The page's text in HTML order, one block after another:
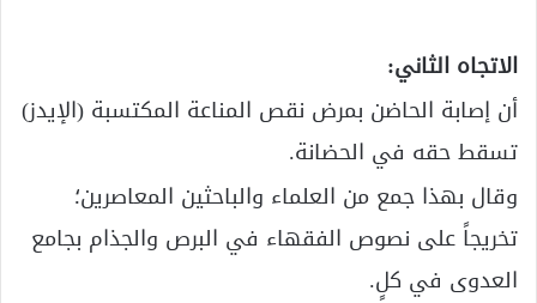
الاتجاه الثاني:
أن إصابة الحاضن بمرض نقص المناعة المكتسبة (الإيدز)
تسقط حقه في الحضانة.
وقال بهذا جمع من العلماء والباحثين المعاصرين؛
تخريجاً على نصوص الفقهاء في البرص والجذام بجامع
العدوى في كلٍ.